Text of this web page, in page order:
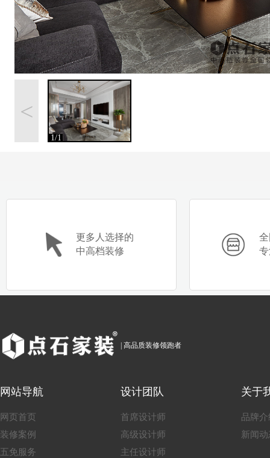
<
1/1
更多人选择的
中高档装修
| 高品质装修领跑者
网站导航
网页首页
装修案例
五免服务
设计团队
首席设计师
高级设计师
主任设计师
关于
品牌介
新闻动